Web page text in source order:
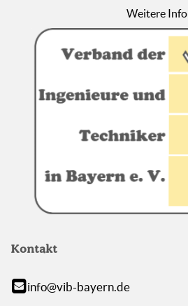
Kontakt
info@vib-bayern.de
Weitere Info